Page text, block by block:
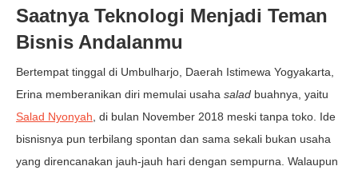
Saatnya Teknologi Menjadi Teman
Bisnis Andalanmu
Bertempat tinggal di Umbulharjo, Daerah Istimewa Yogyakarta,
Erina memberanikan diri memulai usaha salad buahnya, yaitu
Salad Nyonyah, di bulan November 2018 meski tanpa toko. Ide
bisnisnya pun terbilang spontan dan sama sekali bukan usaha
yang direncanakan jauh-jauh hari dengan sempurna. Walaupun